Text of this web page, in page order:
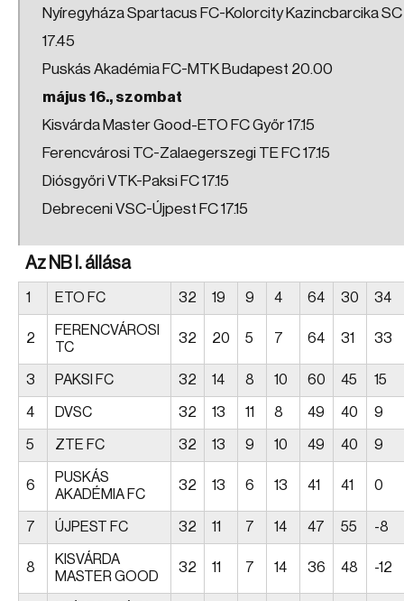
Nyíregyháza Spartacus FC-Kolorcity Kazincbarcika SC
17.45
Puskás Akadémia FC-MTK Budapest 20.00
május 16., szombat
Kisvárda Master Good-ETO FC Győr 17.15
Ferencvárosi TC-Zalaegerszegi TE FC 17.15
Diósgyőri VTK-Paksi FC 17.15
Debreceni VSC-Újpest FC 17.15
Az NB I. állása
1 ETO FC 32 19 9 4 64 30 34
2
FERENCVÁROSI
TC
32 20 5 7 64 31 33
3 PAKSI FC 32 14 8 10 60 45 15
4 DVSC 32 13 11 8 49 40 9
5 ZTE FC 32 13 9 10 49 40 9
6
PUSKÁS
AKADÉMIA FC
32 13 6 13 41 41 0
7 ÚJPEST FC 32 11 7 14 47 55 -8
8
KISVÁRDA
MASTER GOOD
32 11 7 14 36 48 -12